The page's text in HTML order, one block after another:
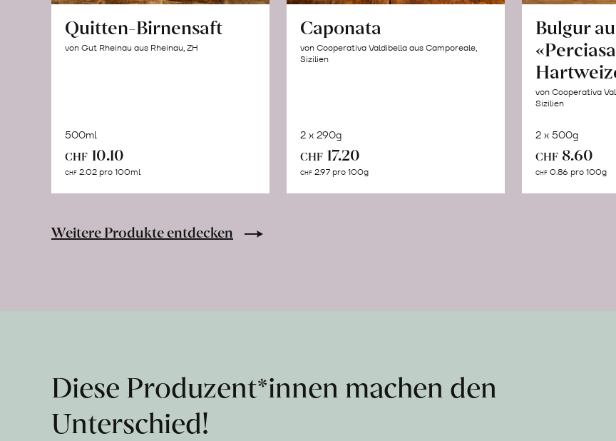
Quitten-Birnensaft
von Gut Rheinau aus Rheinau, ZH
500ml
CHF 10.10
CHF 2.02 pro 100ml
Caponata
von Cooperativa Valdibella aus Camporeale,
Sizilien
2 x 290g
CHF 17.20
CHF 2.97 pro 100g
Bulgur
von Cooperativa
Sizilien
2 x 500g
CHF 8.60
CHF 0.86 pro 100g
Weitere Produkte entdecken
Diese Produzent*innen machen den
Unterschied!